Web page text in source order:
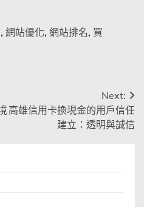
, 網站優化, 網站排名, 買
Next:
高雄信用卡換現金的用戶信任
建立：透明與誠信